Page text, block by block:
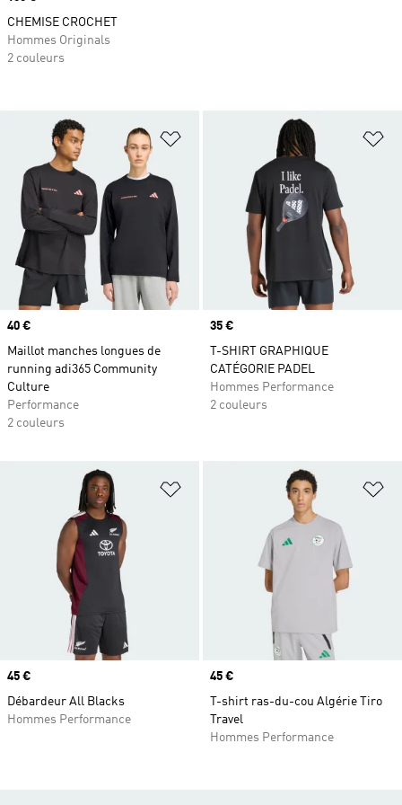
Ajouter à la Liste de produits
Prix
40 €
Maillot manches longues de
running adi365 Community
Culture
Performance
2 couleurs
Prix
35 €
T-SHIRT GRAPHIQUE
CATÉGORIE PADEL
Hommes Performance
2 couleurs
Ajouter à la Liste de produits
Prix
45 €
Débardeur All Blacks
Hommes Performance
Prix
45 €
T-shirt ras-du-cou Algérie Tiro
Travel
Hommes Performance
CHEMISE CROCHET
Hommes Originals
2 couleurs